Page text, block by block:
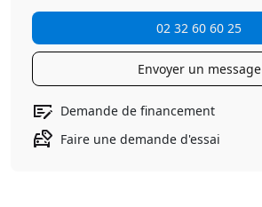
02 32 60 60 25
Envoyer un message
Demande de financement
Faire une demande d'essai